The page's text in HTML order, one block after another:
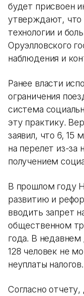
будет присвоен
утверждают, что
технологии и
Оруэлловского
наблюдения и
Ранее власти
ограничения
система
эту практику.
заявил, что 6, 15
на перелет из-за
получением
В прошлом году
развитию и
вводить запрет
общественном
года. В недавнем
128 человек не
неуплаты налогов.
Согласно